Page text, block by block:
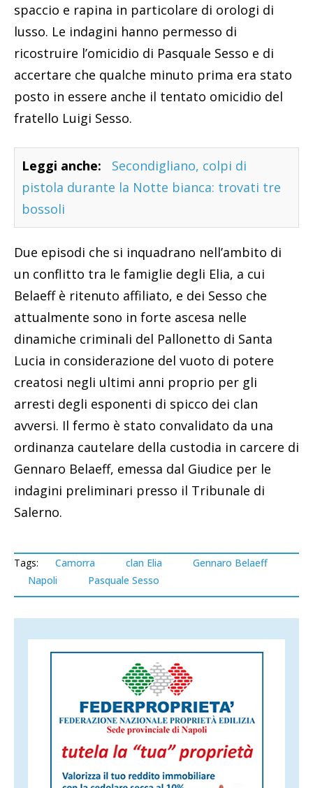
spaccio e rapina in particolare di orologi di
lusso. Le indagini hanno permesso di
ricostruire l’omicidio di Pasquale Sesso e di
accertare che qualche minuto prima era stato
posto in essere anche il tentato omicidio del
fratello Luigi Sesso.
Leggi anche:
Secondigliano, colpi di
pistola durante la Notte bianca: trovati tre
bossoli
Due episodi che si inquadrano nell’ambito di
un conflitto tra le famiglie degli Elia, a cui
Belaeff è ritenuto affiliato, e dei Sesso che
attualmente sono in forte ascesa nelle
dinamiche criminali del Pallonetto di Santa
Lucia in considerazione del vuoto di potere
creatosi negli ultimi anni proprio per gli
arresti degli esponenti di spicco dei clan
avversi. Il fermo è stato convalidato da una
ordinanza cautelare della custodia in carcere di
Gennaro Belaeff, emessa dal Giudice per le
indagini preliminari presso il Tribunale di
Salerno.
Tags: Camorra clan Elia
Gennaro Belaeff
Napoli
Pasquale Sesso